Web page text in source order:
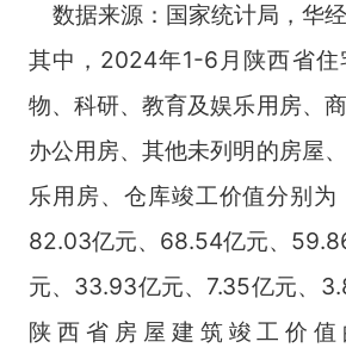
数据来源：国家统计局，华
其中，2024年1-6月陕西省住
物、科研、教育及娱乐用房、商
办公用房、其他未列明的房屋
乐用房、仓库竣工价值分别为
82.03亿元、68.54亿元、
元、33.93亿元、7.35亿元、
陕西省房屋建筑竣工价值